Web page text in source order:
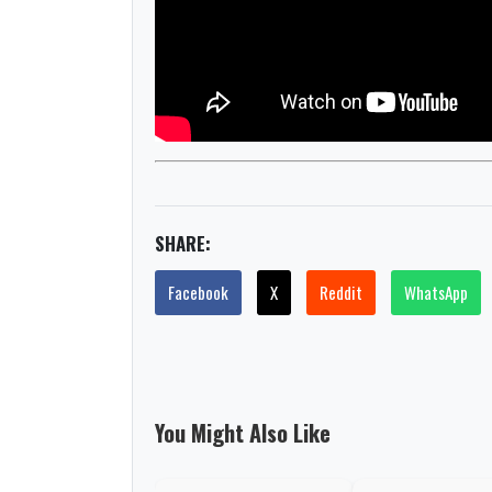
SHARE:
Facebook X Reddit WhatsApp
You Might Also Like